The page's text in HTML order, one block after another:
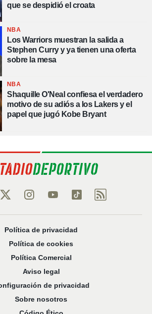
que se despidió el croata
NBA
Los Warriors muestran la salida a
Stephen Curry y ya tienen una oferta
sobre la mesa
NBA
Shaquille O'Neal confiesa el verdadero
motivo de su adiós a los Lakers y el
papel que jugó Kobe Bryant
Política de privacidad
Política de cookies
Política Comercial
Aviso legal
de privacidad
Sobre nosotros